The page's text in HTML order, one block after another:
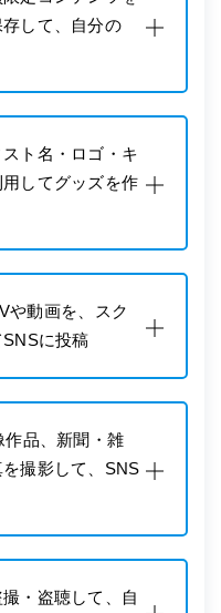
して、自分の
ト名・ロゴ・キ
してグッズを作
や動画を、スク
に投稿
作品、新聞・雑
撮影して、SNS
・盗聴して、自